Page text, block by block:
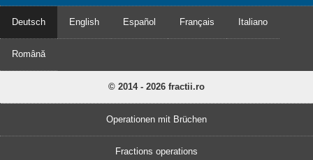
Deutsch English Español Français Italiano
Română
© 2014 - 2026 fractii.ro
Operationen mit Brüchen
Fractions operations